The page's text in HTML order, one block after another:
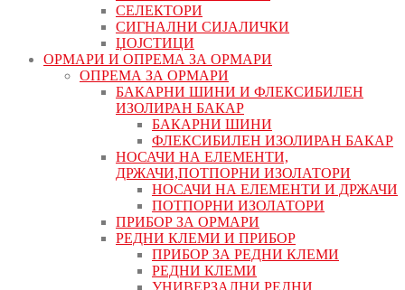
СЕЛЕКТОРИ
СИГНАЛНИ СИЈАЛИЧКИ
ЏОЈСТИЦИ
ОРМАРИ И ОПРЕМА ЗА ОРМАРИ
ОПРЕМА ЗА ОРМАРИ
БАКАРНИ ШИНИ И ФЛЕКСИБИЛЕН
ИЗОЛИРАН БАКАР
БАКАРНИ ШИНИ
ФЛЕКСИБИЛЕН ИЗОЛИРАН БАКАР
НОСАЧИ НА ЕЛЕМЕНТИ,
ДРЖАЧИ,ПОТПОРНИ ИЗОЛАТОРИ
НОСАЧИ НА ЕЛЕМЕНТИ И ДРЖАЧИ
ПОТПОРНИ ИЗОЛАТОРИ
ПРИБОР ЗА ОРМАРИ
РЕДНИ КЛЕМИ И ПРИБОР
ПРИБОР ЗА РЕДНИ КЛЕМИ
РЕДНИ КЛЕМИ